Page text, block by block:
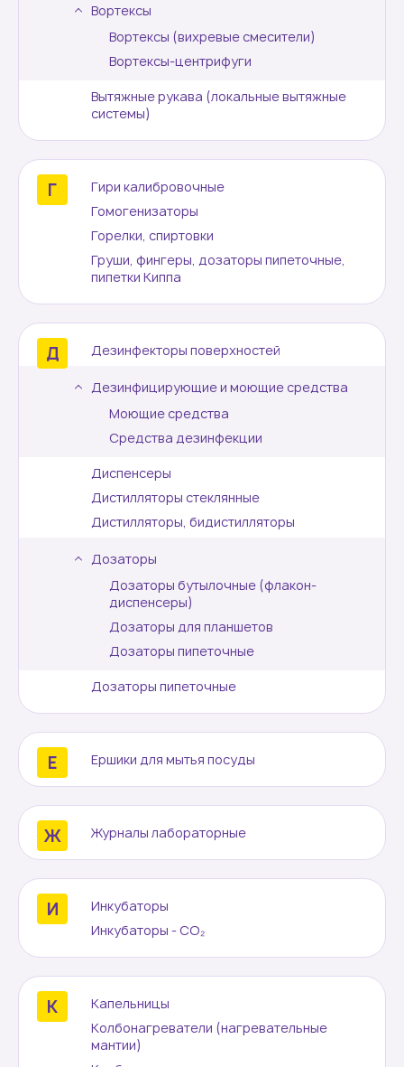
Вортексы
Вортексы (вихревые смесители)
Вортексы-центрифуги
Вытяжные рукава (локальные вытяжные
системы)
Гири калибровочные
Гомогенизаторы
Горелки, спиртовки
Груши, фингеры, дозаторы пипеточные,
пипетки Киппа
Дезинфекторы поверхностей
Дезинфицирующие и моющие средства
Моющие средства
Средства дезинфекции
Диспенсеры
Дистилляторы стеклянные
Дистилляторы, бидистилляторы
Дозаторы
Дозаторы бутылочные (флакон-
диспенсеры)
Дозаторы для планшетов
Дозаторы пипеточные
Дозаторы пипеточные
Ершики для мытья посуды
Журналы лабораторные
Инкубаторы
Инкубаторы - CO₂
Капельницы
Колбонагреватели (нагревательные
мантии)